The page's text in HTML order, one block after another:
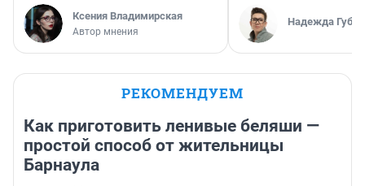
Ксения Владимирская
Автор мнения
Надежда
РЕКОМЕНДУЕМ
Как приготовить ленивые беляши —
простой способ от жительницы
Барнаула